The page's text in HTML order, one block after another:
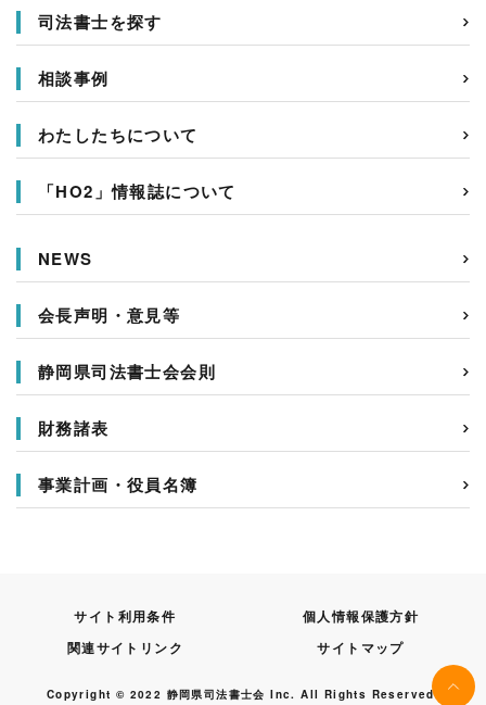
司法書士を探す
相談事例
わたしたちについて
「HO2」情報誌について
NEWS
会長声明・意見等
静岡県司法書士会会則
財務諸表
事業計画・役員名簿
サイト利用条件
個人情報保護方針
関連サイトリンク
サイトマップ
Copyright © 2022 静岡県司法書士会 Inc. All Rights Reserved.